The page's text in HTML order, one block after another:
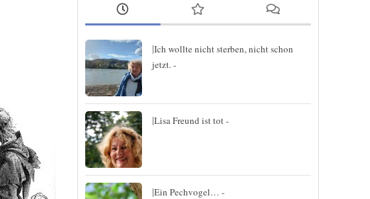
|Ich wollte nicht sterben, nicht schon
jetzt. -
|Lisa Freund ist tot -
|Ein Pechvogel… -